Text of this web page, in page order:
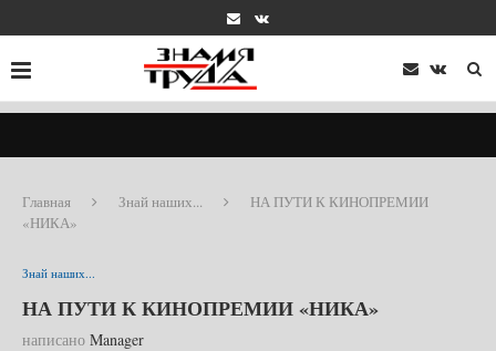
Главная Знай наших...
НА ПУТИ К КИНОПРЕМИИ
«НИКА»
Знай наших...
НА ПУТИ К КИНОПРЕМИИ «НИКА»
написано Manager